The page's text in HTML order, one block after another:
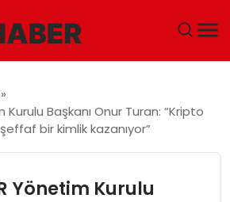
Başkanı Onur Turan: “Kripto
bir kimlik kazanıyor”
Yönetim Kurulu